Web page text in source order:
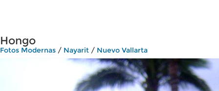
Hongo
Fotos Modernas / Nayarit / Nuevo Vallarta